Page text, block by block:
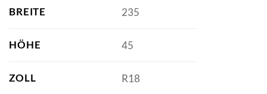
BREITE 235
HÖHE 45
ZOLL R18